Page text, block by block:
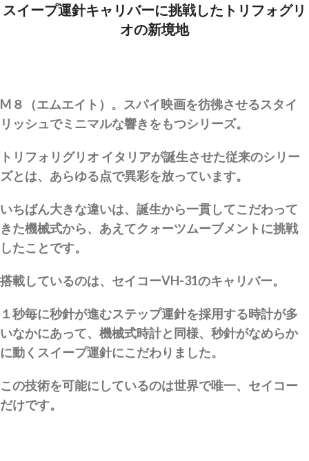
スイープ運針キャリバーに挑戦したトリフォグリ
オの新境地
M８（エムエイト）。スパイ映画を彷彿させるスタイ
リッシュでミニマルな響きをもつシリーズ。
トリフォリグリオ イタリアが誕生させた従来のシリー
ズとは、あらゆる点で異彩を放っています。
いちばん大きな違いは、誕生から一貫してこだわって
きた機械式から、あえてクォーツムーブメントに挑戦
したことです。
搭載しているのは、セイコーVH-31のキャリバー。
１秒毎に秒針が進むステップ運針を採用する時計が多
いなかにあって、機械式時計と同様、秒針がなめらか
に動くスイープ運針にこだわりました。
この技術を可能にしているのは世界で唯一、セイコー
だけです。